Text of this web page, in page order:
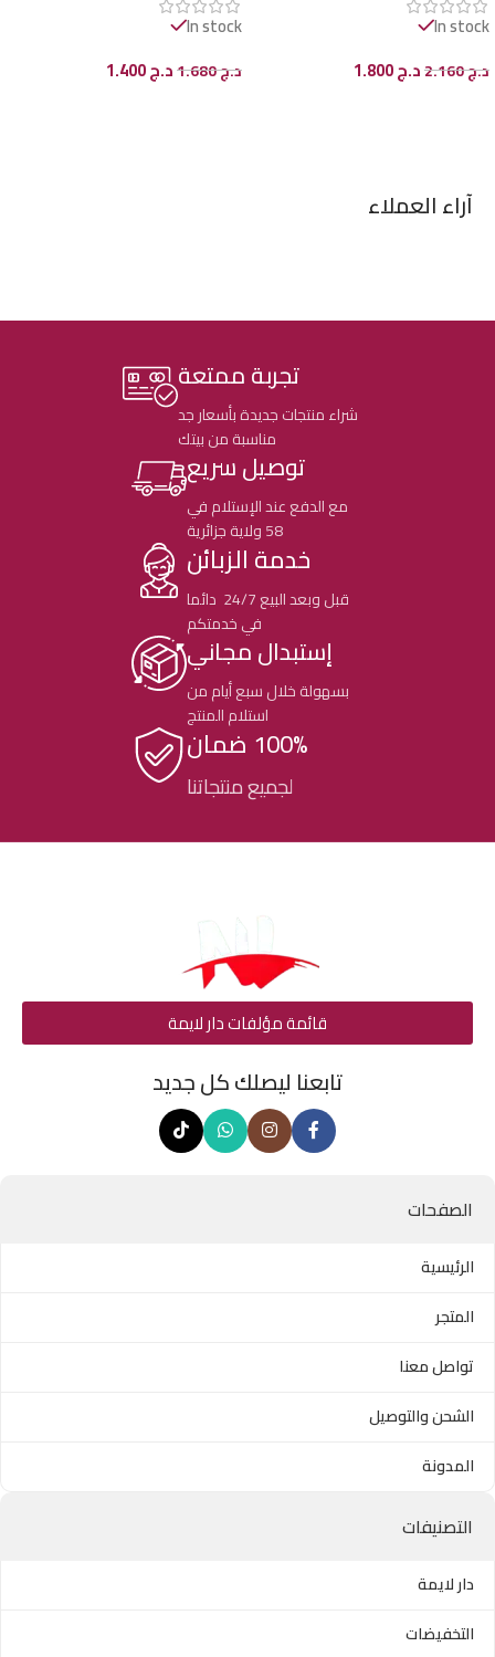
In stock
د.ج2.160 د.ج
In stock
د.ج1.680 د.ج
آراء العملاء
تجربة ممتعة
شراء منتجات جديدة بأسعار جد
مناسبة من بيتك
توصيل سريع
مع الدفع عند الإستلام في
58 ولاية جزائرية
خدمة الزبائن
قبل وبعد البيع 24/7 دائما
في خدمتكم
إستبدال مجاني
بسهولة خلال سبع أيام من
استلام المنتج
100% ضمان
لجميع منتجاتنا
قائمة مؤلفات دار لايمة
تابعنا ليصلك كل جديد
الصفحات
الرئيسية
المتجر
تواصل معنا
الشحن والتوصيل
المدونة
التصنيفات
دار لايمة
التخفيضات